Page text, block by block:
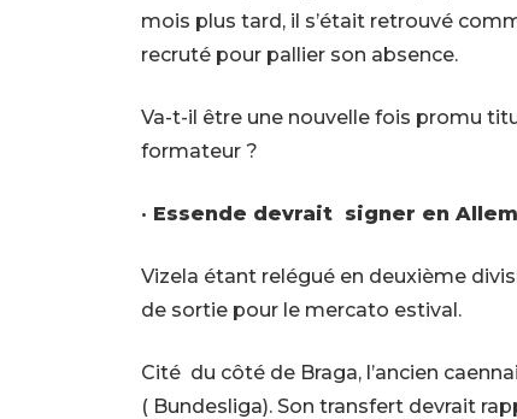
mois plus tard, il s’était retrouvé
recruté pour pallier son absence.
Va-t-il être une nouvelle fois promu
formateur ?
• Essende devrait signer en
Vizela étant relégué en deuxième
de sortie pour le mercato estival.
Cité du côté de Braga, l’ancien
( Bundesliga). Son transfert devrait